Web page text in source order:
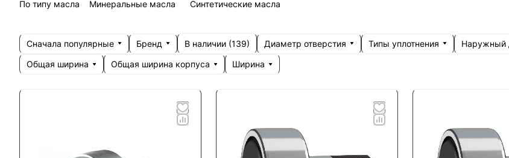
По типу масла Минеральные масла Синтетические масла
Сначала популярные Бренд В наличии (139) Диаметр отверстия Типы уплотнения Наружный
Общая ширина Общая ширина корпуса Ширина